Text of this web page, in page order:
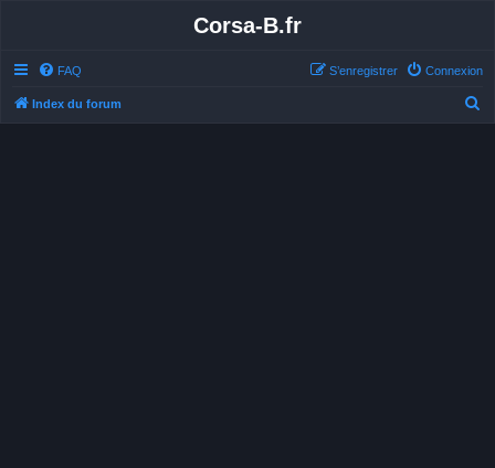
Corsa-B.fr
FAQ Connexion
S’enregistrer
Index du forum